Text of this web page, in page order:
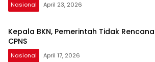
Nasional April 23, 2026
Kepala BKN, Pemerintah Tidak Rencana
CPNS
Nasional April 17, 2026